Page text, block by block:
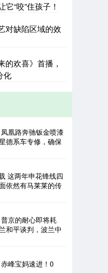
“咬”住孩子！
对缺陷区域的效
的欢喜》首播，
化
凰路奔驰钣金喷漆
德系车专修，确保
这两年申花锋线四
依然有马莱莱的传
京的耐心即将耗
和平谈判，波兰中
峰宝妈速进！0